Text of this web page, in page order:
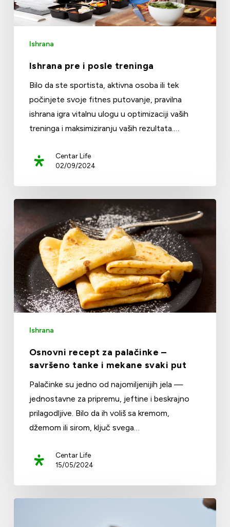
Ishrana
Ishrana pre i posle treninga
Bilo da ste sportista, aktivna osoba ili tek
počinjete svoje fitnes putovanje, pravilna
ishrana igra vitalnu ulogu u optimizaciji vaših
treninga i maksimiziranju vaših rezultata.…
Centar Life
02/09/2024
Ishrana
Osnovni recept za palačinke –
savršeno tanke i mekane svaki put
Palačinke su jedno od najomiljenijih jela —
jednostavne za pripremu, jeftine i beskrajno
prilagodljive. Bilo da ih voliš sa kremom,
džemom ili sirom, ključ svega…
Centar Life
15/05/2024